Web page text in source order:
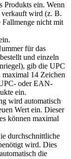
Produkts ein. Wenn
verkauft wird (z. B.
Fallmenge nicht mit
.
für das
bestellt und einzeln
), gib die UPC
maximal 14 Zeichen
- oder EAN-
ein.
wird automatisch
Wert ein. Dieser
es können maximal
durchschnittliche
ötigt wird. Dies
automatisch die